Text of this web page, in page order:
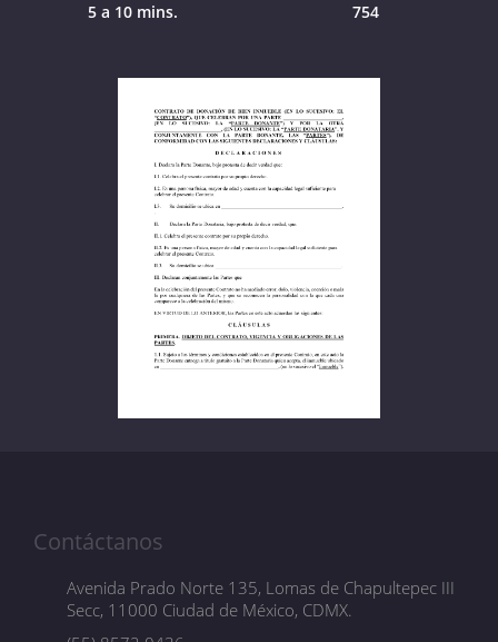
5 a 10 mins. 754
Contáctanos
Avenida Prado Norte 135, Lomas de Chapultepec III
Secc, 11000 Ciudad de México, CDMX.